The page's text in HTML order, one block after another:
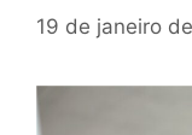
19 de janeiro